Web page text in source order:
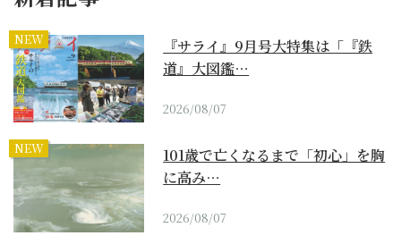
NEW
『サライ』9月号大特集は「『鉄
道』大図鑑…
2026/08/07
NEW
101歳で亡くなるまで「初心」を胸
に高み…
2026/08/07